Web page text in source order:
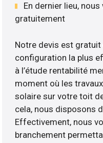
En dernier lieu,
gratuitement
Notre devis est gratuit
configuration la plus
à l’étude rentabilité
moment où les
solaire sur votre toit
cela, nous disposons
Effectivement, nous
branchement